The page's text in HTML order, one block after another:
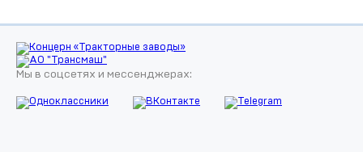
Мы в соцсетях и мессенджерах: